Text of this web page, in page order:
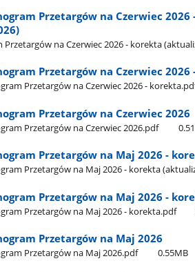
Przetargów na Czerwiec
na Czerwiec 2026 - korekta
Przetargów na Czerwiec 2026
Przetargów na Czerwiec 2026 -
Przetargów na Czerwiec 2026
Przetargów na Czerwiec 2026.pdf
Przetargów na Maj 2026 -
Przetargów na Maj 2026 - korekta
Przetargów na Maj 2026 -
Przetargów na Maj 2026 - korekta.pdf
Przetargów na Maj 2026
Przetargów na Maj 2026.pdf 0.55MB